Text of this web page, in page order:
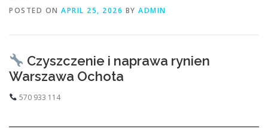
POSTED ON APRIL 25, 2026 BY ADMIN
Czyszczenie i naprawa rynien
Warszawa Ochota
570 933 114